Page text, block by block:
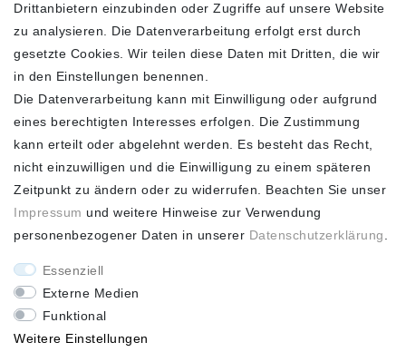
ZAHLUNGSARTEN
SCHNELLER UND
KOSTENLOSER
FASHION HOUSE
Hotline: +49
(0)15223993771 (Mo. bis
Drittanbietern einzubinden oder Zugriffe auf unsere Website
zu analysieren. Die Datenverarbeitung erfolgt erst durch
gesetzte Cookies. Wir teilen diese Daten mit Dritten, die wir
in den Einstellungen benennen.
Die Datenverarbeitung kann mit Einwilligung oder aufgrund
eines berechtigten Interesses erfolgen. Die Zustimmung
kann erteilt oder abgelehnt werden. Es besteht das Recht,
nicht einzuwilligen und die Einwilligung zu einem späteren
Zeitpunkt zu ändern oder zu widerrufen. Beachten Sie unser
Impressum und weitere Hinweise zur Verwendung
personenbezogener Daten in unserer Daten­schutz­erklärung
Essenziell
Externe Medien
Funktional
Weitere Einstellungen